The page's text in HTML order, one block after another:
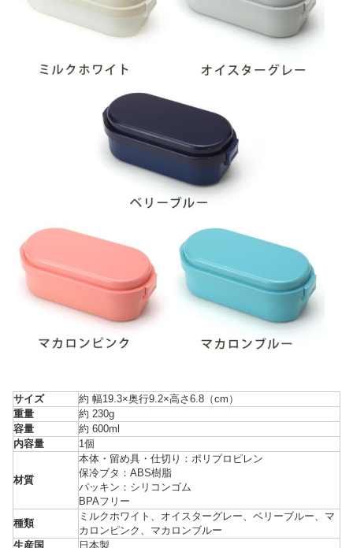
サイズ
約 幅19.3×奥行9.2×高さ6.8（cm）
重量
約 230g
容量
約 600ml
内容量
1個
材質
本体・留め具・仕切り：ポリプロピレン
保冷ブタ：ABS樹脂
パッキン：シリコンゴム
BPAフリー
種類
ミルクホワイト、オイスターグレー、ベリーブルー、マ
カロンピンク、マカロンブルー
生産国
日本製